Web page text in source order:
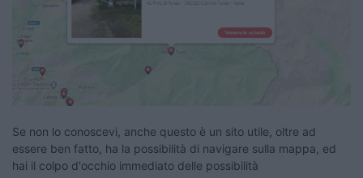
Se non lo conoscevi, anche questo è un sito utile, oltre ad
essere ben fatto, ha la possibilità di navigare sulla mappa, ed
hai il colpo d'occhio immediato delle possibilità